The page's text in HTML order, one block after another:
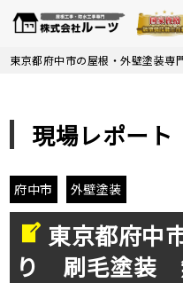
Skip
東京都府中市の屋根・外壁塗装専
現場レポート
府中市 外壁塗装
東京都府
り 刷毛塗装